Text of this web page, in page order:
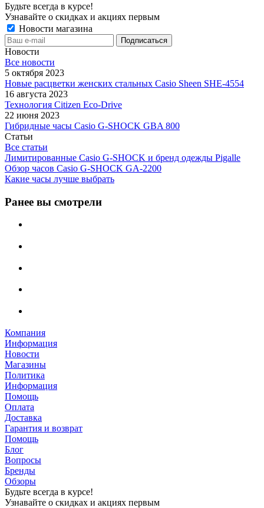
Будьте всегда в курсе!
Узнавайте о скидках и акциях первым
Новости магазина
Новости
Все новости
5 октября 2023
Новые расцветки женских стальных Casio Sheen SHE-4554
16 августа 2023
Технология Citizen Eco-Drive
22 июня 2023
Гибридные часы Casio G-SHOCK GBA 800
Статьи
Все статьи
Лимитированные Casio G-SHOCK и бренд одежды Pigalle
Обзор часов Casio G-SHOCK GA-2200
Какие часы лучше выбрать
Ранее вы смотрели
Компания
Информация
Новости
Магазины
Политика
Информация
Помощь
Оплата
Доставка
Гарантия и возврат
Помощь
Блог
Вопросы
Бренды
Обзоры
Будьте всегда в курсе!
Узнавайте о скидках и акциях первым